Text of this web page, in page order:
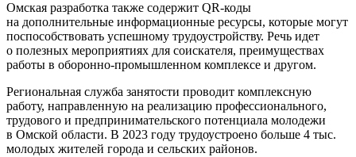
Омская разработка также содержит QR-коды
на дополнительные информационные ресурсы, которые могут
поспособствовать успешному трудоустройству. Речь идет
о полезных мероприятиях для соискателя, преимуществах
работы в оборонно-промышленном комплексе и другом.
Региональная служба занятости проводит комплексную
работу, направленную на реализацию профессионального,
трудового и предпринимательского потенциала молодежи
в Омской области. В 2023 году трудоустроено больше 4 тыс.
молодых жителей города и сельских районов.